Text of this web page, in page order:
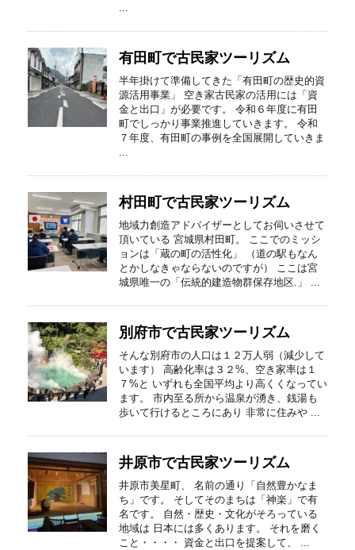
...
有田町で古民家ツーリズム
半年掛けて準備してきた「有田町の歴史的資
源活用事業」 空き家古民家の活用には「資
金と出口」が必要です。 令和６年度に有田
町でしっかり事業推進していきます。 令和
７年度、有田町の事例を全国展開していきま
...
村田町で古民家ツーリズム
地域力創造アドバイザーとしてお伺いさせて
頂いている 宮城県村田町。 ここでのミッシ
ョンは「蔵の町の活性化」 （道の駅もなん
とかしなきゃならないのですが） ここは宮
城県唯一の「伝統的建造物群保存地区.」 ...
別府市で古民家ツーリズム
そんな別府市の人口は１２万人弱（減少して
います） 高齢化率は３２%、空き家率は１
７%と いずれも全国平均より高くくなってい
ます。 市内至る所から温泉が湧き、銭湯も
歩いて行けるところにあり 非常に住みや ...
井原市で古民家ツーリズム
井原市美星町、 名前の通り「自然豊かなま
ち」です。 そしてそのまちは「神楽」で有
名です。 自然・歴史・文化がそろっている
地域は 日本には多くあります。 それを磨く
こと・・・・ 資金と出口を提案して、 ...